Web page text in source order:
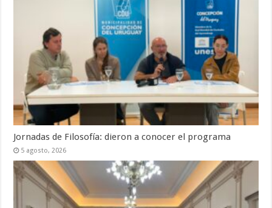
Jornadas de Filosofía: dieron a conocer el programa
5 agosto, 2026